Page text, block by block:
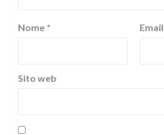
Nome * Email
Sito web